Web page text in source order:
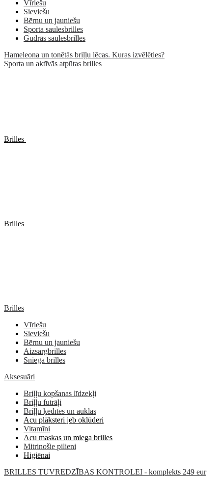
Vīriešu
Sieviešu
Bērnu un jauniešu
Sporta saulesbrilles
Gudrās saulesbrilles
Hameleona un tonētās briļļu lēcas. Kuras izvēlēties?
Sporta un aktīvās atpūtas brilles
Brilles
Brilles
Brilles
Vīriešu
Sieviešu
Bērnu un jauniešu
Aizsargbrilles
Sniega brilles
Aksesuāri
Briļļu kopšanas līdzekļi
Briļļu futrāļi
Briļļu ķēdītes un auklas
Acu plāksteri jeb oklūderi
Vitamīni
Acu maskas un miega brilles
Mitrinošie pilieni
Higiēnai
BRILLES TUVREDZĪBAS KONTROLEI - komplekts 249 eur